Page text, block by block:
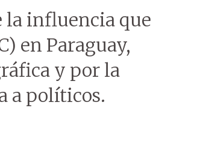
la influencia que
en Paraguay,
y por la
a políticos.